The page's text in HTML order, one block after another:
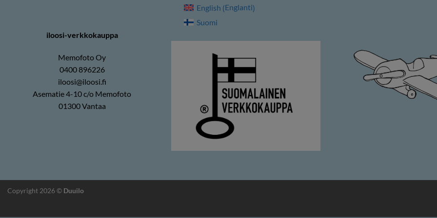
iloosi-verkkokauppa
Memofoto Oy
0400 896226
iloosi@iloosi.fi
Asematie 4-10 c/o Memofoto
01300 Vantaa
English (Englanti)
Suomi
Copyright 2026 © Duuilo